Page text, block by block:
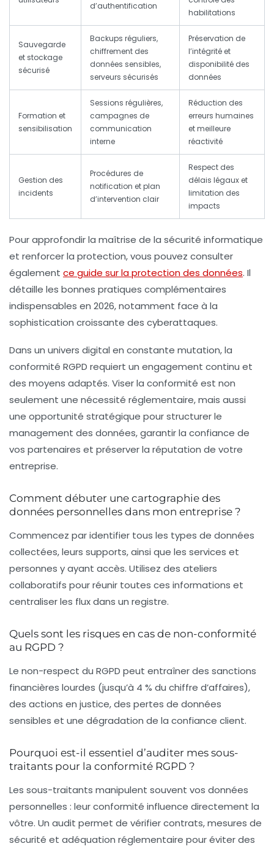
d’authentification
habilitations
Sauvegarde
et stockage
sécurisé
Backups réguliers,
chiffrement des
données sensibles,
serveurs sécurisés
Préservation de
l’intégrité et
disponibilité des
données
Formation et
sensibilisation
Sessions régulières,
campagnes de
communication
interne
Réduction des
erreurs humaines
et meilleure
réactivité
Gestion des
incidents
Procédures de
notification et plan
d’intervention clair
Respect des
délais légaux et
limitation des
impacts
Pour approfondir la maîtrise de la sécurité informatique
et renforcer la protection, vous pouvez consulter
également ce guide sur la protection des données. Il
détaille les bonnes pratiques complémentaires
indispensables en 2026, notamment face à la
sophistication croissante des cyberattaques.
Dans un univers digital en constante mutation, la
conformité RGPD requiert un engagement continu et
des moyens adaptés. Viser la conformité est non
seulement une nécessité réglementaire, mais aussi
une opportunité stratégique pour structurer le
management des données, garantir la confiance de
vos partenaires et préserver la réputation de votre
entreprise.
Comment débuter une cartographie des
données personnelles dans mon entreprise ?
Commencez par identifier tous les types de données
collectées, leurs supports, ainsi que les services et
personnes y ayant accès. Utilisez des ateliers
collaboratifs pour réunir toutes ces informations et
centraliser les flux dans un registre.
Quels sont les risques en cas de non-conformité
au RGPD ?
Le non-respect du RGPD peut entraîner des sanctions
financières lourdes (jusqu’à 4 % du chiffre d’affaires),
des actions en justice, des pertes de données
sensibles et une dégradation de la confiance client.
Pourquoi est-il essentiel d’auditer mes sous-
traitants pour la conformité RGPD ?
Les sous-traitants manipulent souvent vos données
personnelles : leur conformité influence directement la
vôtre. Un audit permet de vérifier contrats, mesures de
sécurité et adéquation réglementaire pour éviter des